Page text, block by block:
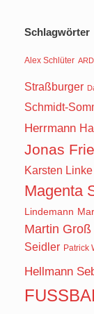
Schlagwörter
Alex Schlüter ARD
Straßburger
Schmidt-
Herrmann
Jonas
Karsten Linke
Magenta
Lindemann
Martin Groß
Seidler Patrick
Hellmann